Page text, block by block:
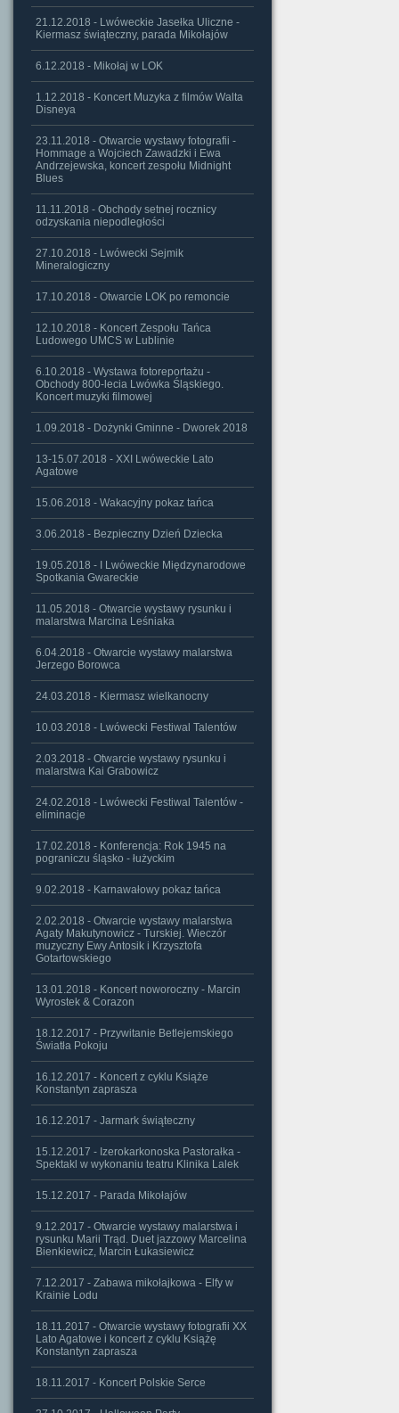
21.12.2018 - Lwóweckie Jasełka Uliczne -
Kiermasz świąteczny, parada Mikołajów
6.12.2018 - Mikołaj w LOK
1.12.2018 - Koncert Muzyka z filmów Walta
Disneya
23.11.2018 - Otwarcie wystawy fotografii -
Hommage a Wojciech Zawadzki i Ewa
Andrzejewska, koncert zespołu Midnight
Blues
11.11.2018 - Obchody setnej rocznicy
odzyskania niepodległości
27.10.2018 - Lwówecki Sejmik
Mineralogiczny
17.10.2018 - Otwarcie LOK po remoncie
12.10.2018 - Koncert Zespołu Tańca
Ludowego UMCS w Lublinie
6.10.2018 - Wystawa fotoreportażu -
Obchody 800-lecia Lwówka Śląskiego.
Koncert muzyki filmowej
1.09.2018 - Dożynki Gminne - Dworek 2018
13-15.07.2018 - XXI Lwóweckie Lato
Agatowe
15.06.2018 - Wakacyjny pokaz tańca
3.06.2018 - Bezpieczny Dzień Dziecka
19.05.2018 - I Lwóweckie Międzynarodowe
Spotkania Gwareckie
11.05.2018 - Otwarcie wystawy rysunku i
malarstwa Marcina Leśniaka
6.04.2018 - Otwarcie wystawy malarstwa
Jerzego Borowca
24.03.2018 - Kiermasz wielkanocny
10.03.2018 - Lwówecki Festiwal Talentów
2.03.2018 - Otwarcie wystawy rysunku i
malarstwa Kai Grabowicz
24.02.2018 - Lwówecki Festiwal Talentów -
eliminacje
17.02.2018 - Konferencja: Rok 1945 na
pograniczu śląsko - łużyckim
9.02.2018 - Karnawałowy pokaz tańca
2.02.2018 - Otwarcie wystawy malarstwa
Agaty Makutynowicz - Turskiej. Wieczór
muzyczny Ewy Antosik i Krzysztofa
Gotartowskiego
13.01.2018 - Koncert noworoczny - Marcin
Wyrostek & Corazon
18.12.2017 - Przywitanie Betlejemskiego
Światła Pokoju
16.12.2017 - Koncert z cyklu Książe
Konstantyn zaprasza
16.12.2017 - Jarmark świąteczny
15.12.2017 - Izerokarkonoska Pastorałka -
Spektakl w wykonaniu teatru Klinika Lalek
15.12.2017 - Parada Mikołajów
9.12.2017 - Otwarcie wystawy malarstwa i
rysunku Marii Trąd. Duet jazzowy Marcelina
Bienkiewicz, Marcin Łukasiewicz
7.12.2017 - Zabawa mikołajkowa - Elfy w
Krainie Lodu
18.11.2017 - Otwarcie wystawy fotografii XX
Lato Agatowe i koncert z cyklu Książę
Konstantyn zaprasza
18.11.2017 - Koncert Polskie Serce